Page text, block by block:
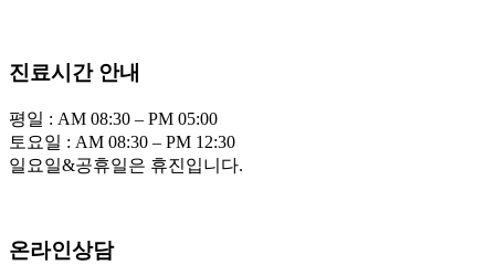
진료시간 안내
평일 : AM 08:30 – PM 05:00
토요일 : AM 08:30 – PM 12:30
일요일&공휴일은 휴진입니다.
온라인상담